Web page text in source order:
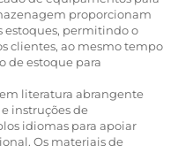
proporcionam
estoques, permitindo o
clientes, ao mesmo tempo
de estoque para
literatura abrangente
instruções de
idiomas para apoiar
Os materiais de